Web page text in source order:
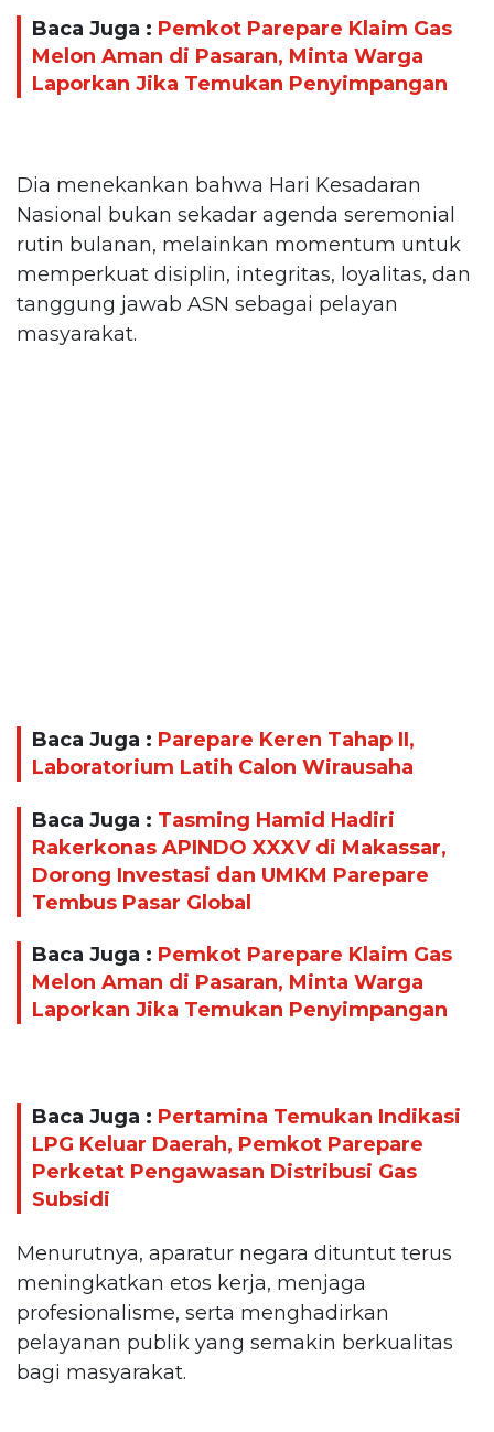
Baca Juga : Pemkot Parepare Klaim Gas
Melon Aman di Pasaran, Minta Warga
Laporkan Jika Temukan Penyimpangan
Dia menekankan bahwa Hari Kesadaran
Nasional bukan sekadar agenda seremonial
rutin bulanan, melainkan momentum untuk
memperkuat disiplin, integritas, loyalitas, dan
tanggung jawab ASN sebagai pelayan
masyarakat.
Baca Juga : Parepare Keren Tahap II,
Laboratorium Latih Calon Wirausaha
Baca Juga : Tasming Hamid Hadiri
Rakerkonas APINDO XXXV di Makassar,
Dorong Investasi dan UMKM Parepare
Tembus Pasar Global
Baca Juga : Pemkot Parepare Klaim Gas
Melon Aman di Pasaran, Minta Warga
Laporkan Jika Temukan Penyimpangan
Baca Juga : Pertamina Temukan Indikasi
LPG Keluar Daerah, Pemkot Parepare
Perketat Pengawasan Distribusi Gas
Subsidi
Menurutnya, aparatur negara dituntut terus
meningkatkan etos kerja, menjaga
profesionalisme, serta menghadirkan
pelayanan publik yang semakin berkualitas
bagi masyarakat.